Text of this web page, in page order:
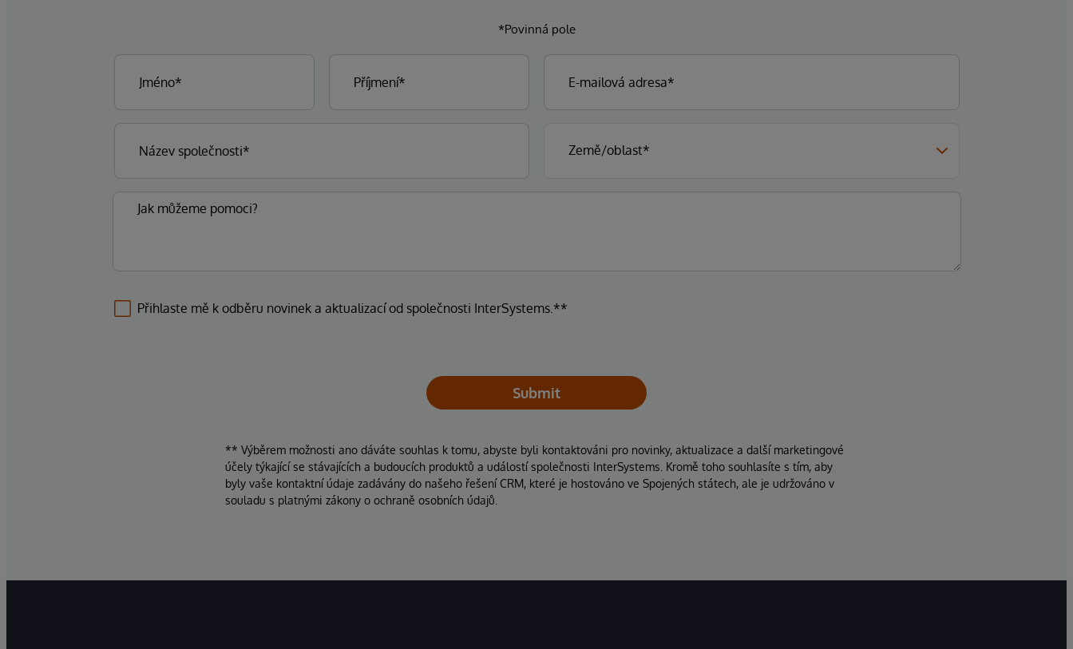
*Povinná pole
Přihlaste mě k odběru novinek a aktualizací od společnosti InterSystems.**
Submit
** Výběrem možnosti ano dáváte souhlas k tomu, abyste byli kontaktováni pro novinky, aktualizace a další marketingové
účely týkající se stávajících a budoucích produktů a událostí společnosti InterSystems. Kromě toho souhlasíte s tím, aby
byly vaše kontaktní údaje zadávány do našeho řešení CRM, které je hostováno ve Spojených státech, ale je udržováno v
souladu s platnými zákony o ochraně osobních údajů.